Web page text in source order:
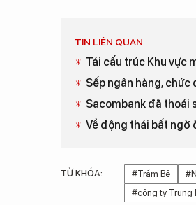
TIN LIÊN QUAN
Tái cấu trúc Khu vực
Sếp ngân hàng, chức
Sacombank đã thoái
Về động thái bất ngờ
TỪ KHÓA: #Trầm Bê
#công ty Trung